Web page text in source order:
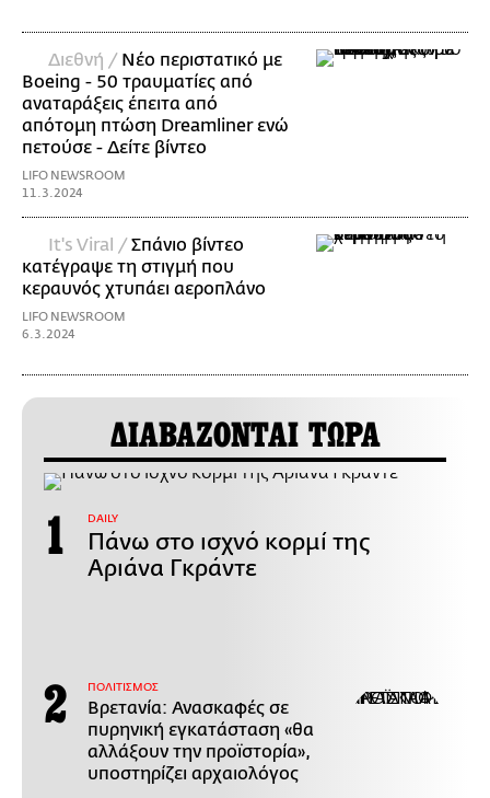
Διεθνή / Νέο περιστατικό με
Boeing - 50 τραυματίες από
αναταράξεις έπειτα από
απότομη πτώση Dreamliner ενώ
πετούσε - Δείτε βίντεο
LIFO NEWSROOM
11.3.2024
It's Viral /Σπάνιο βίντεο
κατέγραψε τη στιγμή που
κεραυνός χτυπάει αεροπλάνο
LIFO NEWSROOM
6.3.2024
ΔΙΑΒΑΖΟΝΤΑΙ ΤΩΡΑ
DAILY
Πάνω στο ισχνό κορμί της
Αριάνα Γκράντε
ΠΟΛΙΤΙΣΜΟΣ
Βρετανία: Ανασκαφές σε
πυρηνική εγκατάσταση «θα
αλλάξουν την προϊστορία»,
υποστηρίζει αρχαιολόγος